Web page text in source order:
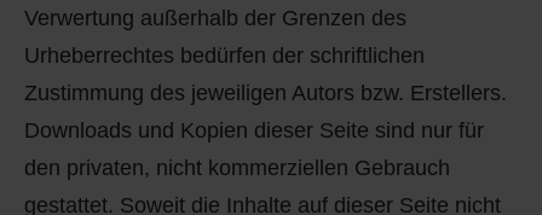
Verwertung außerhalb der Grenzen des
Urheberrechtes bedürfen der schriftlichen
Zustimmung des jeweiligen Autors bzw. Erstellers.
Downloads und Kopien dieser Seite sind nur für
den privaten, nicht kommerziellen Gebrauch
gestattet. Soweit die Inhalte auf dieser Seite nicht